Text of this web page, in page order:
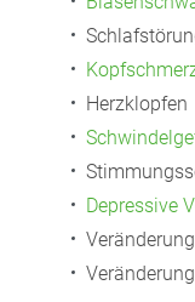
Herzklopfen
Depressive